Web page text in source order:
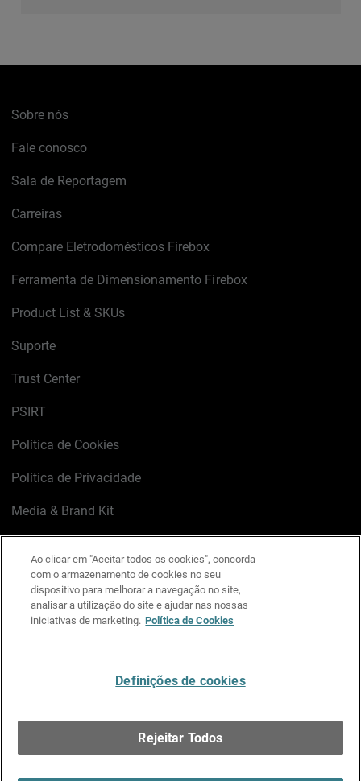
Sobre nós
Fale conosco
Sala de Reportagem
Carreiras
Compare Eletrodomésticos Firebox
Ferramenta de Dimensionamento Firebox
Product List & SKUs
Suporte
Trust Center
PSIRT
Política de Cookies
Política de Privacidade
Media & Brand Kit
LinkedIn
X FacebookInstagram
YouTube
Ao clicar em "Aceitar todos os cookies", concorda
com o armazenamento de cookies no seu
dispositivo para melhorar a navegação no site,
analisar a utilização do site e ajudar nas nossas
iniciativas de marketing. Política de Cookies
Definições de cookies
Rejeitar Todos